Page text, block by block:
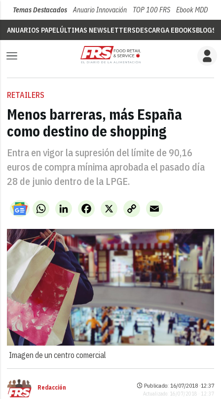
Temas Destacados Anuario Innovación TOP 100 FRS Ebook MDD
ANUARIOS PAPELÚLTIMAS NEWSLETTERSDESCARGA EBOOKSBLOGS
RETAILERS
Menos barreras, más España
como destino de shopping
Entra en vigor la supresión del límite de 90,16
euros de compra mínima aprobada el pasado día
28 de junio dentro de la LPGE.
WhatsAppLinkedIn X
Facebook
Copy
Link
Email
Imagen de un centro comercial
Redacción Publicado: 16/07/2018 ·12:37
Actualizado: 16/07/2018 · 12:37